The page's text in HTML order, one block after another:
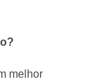
melhor